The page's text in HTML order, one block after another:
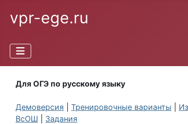
vpr-ege.ru
Для ОГЭ по русскому языку
Демоверсия Тренировочные варианты
ВсОШ
Задания